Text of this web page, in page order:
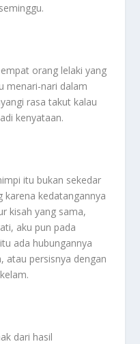
orang lelaki yang
menari-nari dalam
rasa takut kalau
kenyataan.
itu bukan sekedar
karena kedatangannya
kisah yang sama,
aku pun pada
ada hubungannya
atau persisnya dengan
dari hasil